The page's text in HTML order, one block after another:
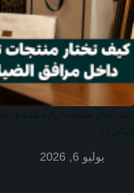
يوليو 6, 2026